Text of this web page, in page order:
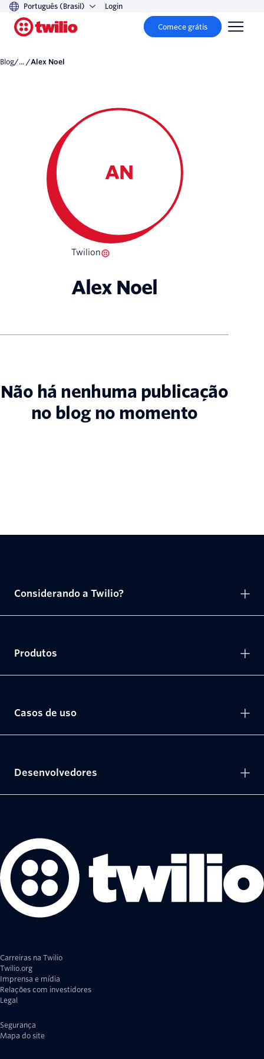
Português (Brasil) Login
Comece grátis
Blog/... / Alex Noel
AN
Twilion
Alex Noel
Não há nenhuma publicação
no blog no momento
Carreiras na Twilio
Twilio.org
Imprensa e mídia
Relações com investidores
Legal
Segurança
Mapa do site
Considerando a Twilio?
Produtos
Casos de uso
Desenvolvedores